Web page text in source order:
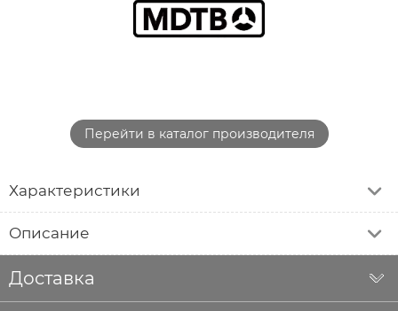
Перейти в каталог производителя
Характеристики
Описание
Доставка